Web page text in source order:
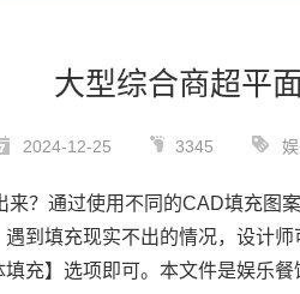
大型综合商超平
2024-12-25 3345
来？通过使用不同的CAD填充图
到填充现实不出的情况，设计
充】选项即可。本文件是娱乐餐